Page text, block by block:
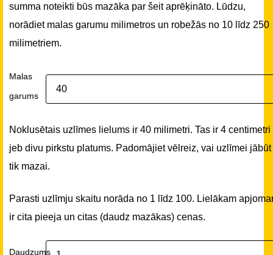
summa noteikti būs mazāka par šeit aprēķināto. Lūdzu,
norādiet malas garumu milimetros un robežās no 10 līdz 250
milimetriem.
Malas
garums
Noklusētais uzlīmes lielums ir 40 milimetri. Tas ir 4 centimetri
jeb divu pirkstu platums. Padomājiet vēlreiz, vai uzlīmei jābūt
tik mazai.
Parasti uzlīmju skaitu norāda no 1 līdz 100. Lielākam
ir cita pieeja un citas (daudz mazākas) cenas.
Daudzums